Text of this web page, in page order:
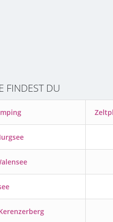
FINDEST DU